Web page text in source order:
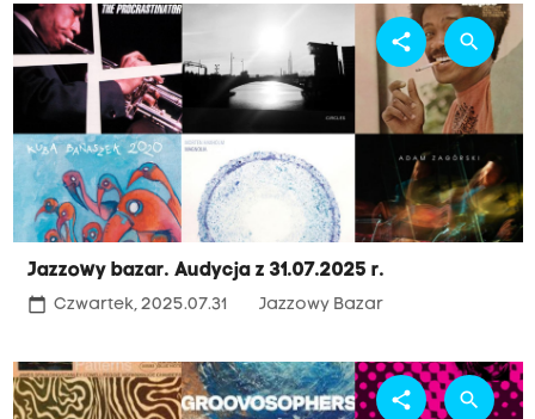
Jazzowy bazar. Audycja z 31.07.2025 r.
calendar_today Czwartek, 2025.07.31 Jazzowy Bazar
share search
share search